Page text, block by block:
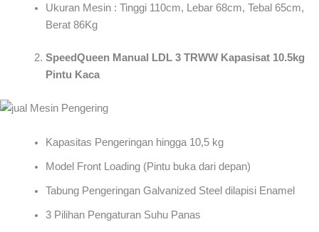
Ukuran Mesin : Tinggi 110cm, Lebar 68cm, Tebal 65cm,
Berat 86Kg
SpeedQueen Manual LDL 3 TRWW Kapasisat 10.5kg
Pintu Kaca
Kapasitas Pengeringan hingga 10,5 kg
Model Front Loading (Pintu buka dari depan)
Tabung Pengeringan Galvanized Steel dilapisi Enamel
3 Pilihan Pengaturan Suhu Panas